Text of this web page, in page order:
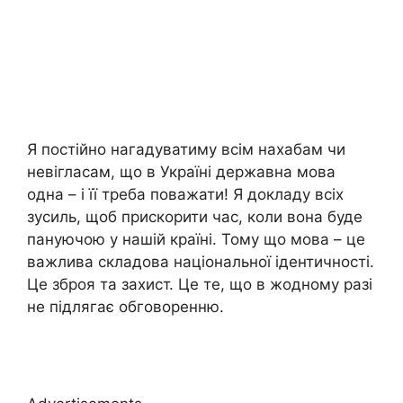
Я постійно нагадуватиму всім нахабам чи
невігласам, що в Україні державна мова
одна – і її треба поважати! Я докладу всіх
зусиль, щоб прискорити час, коли вона буде
пануючою у нашій країні. Тому що мова – це
важлива складова національної ідентичності.
Це зброя та захист. Це те, що в жодному разі
не підлягає обговоренню.